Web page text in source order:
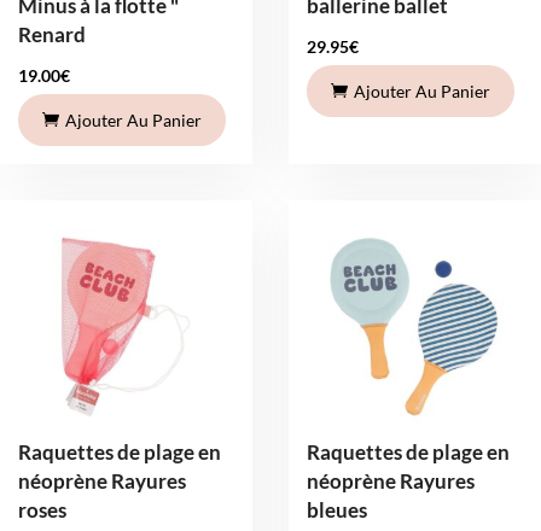
Minus à la flotte "
Renard
19.00€
Ajouter Au Panier
ballerine ballet
29.95€
Ajouter Au Panier
Raquettes de plage en
néoprène Rayures
roses
Raquettes de plage en
néoprène Rayures
bleues